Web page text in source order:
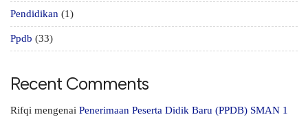
Pendidikan (1)
Ppdb (33)
Recent Comments
Rifqi mengenai Penerimaan Peserta Didik Baru (PPDB) SMAN 1